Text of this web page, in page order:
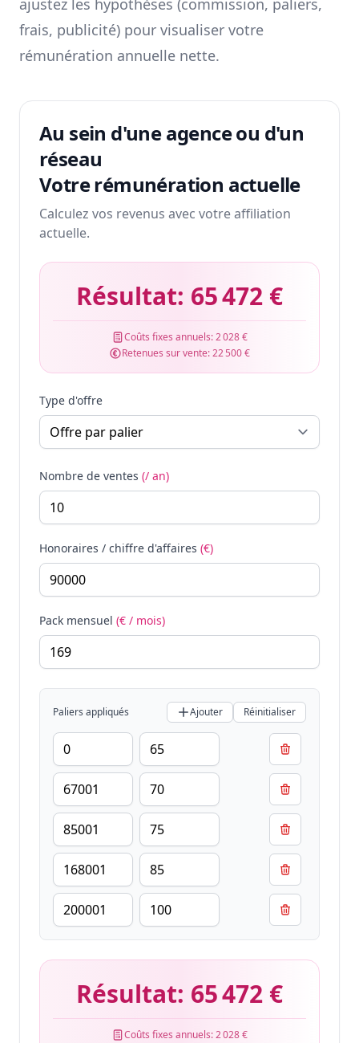
ajustez les hypothèses (commission, paliers,
frais, publicité) pour visualiser votre
rémunération annuelle nette.
Au sein d'une agence ou d'un
réseau
Votre rémunération actuelle
Calculez vos revenus avec votre affiliation
actuelle.
Résultat: 65 472 €
Coûts fixes annuels:2 028 €
Retenues sur vente:22 500 €
Type d'offre
Nombre de ventes (/ an)
Honoraires / chiffre d'affaires (€)
Pack mensuel (€ / mois)
Paliers appliqués Ajouter Réinitialiser
Résultat: 65 472 €
Coûts fixes annuels:2 028 €